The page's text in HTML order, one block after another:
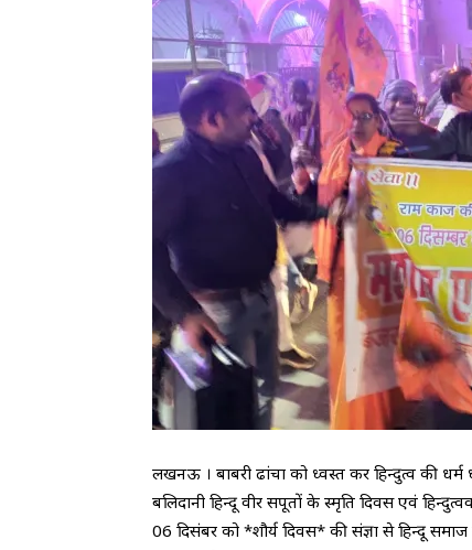
लखनऊ । बाबरी ढांचा को ध्वस्त कर हिन्दुत्व की
बलिदानी हिन्दू वीर सपूतों के स्मृति दिवस एवं
06 दिसंबर को *शौर्य दिवस* की संज्ञा से हिन्दू